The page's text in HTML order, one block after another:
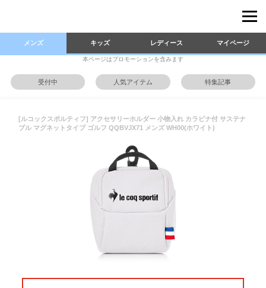
メンズ キッズ レディース マイページ
本ページはプロモーションを含みます
受付中 人気アイテム 特集記事
[ルコックスポルティフ] アクセサリーホルダー 小物入れ カラビナ付 サステナ
ブル マグネットタイプ ゴルフ QQBVJX71 メンズ WH00(ホワイト)